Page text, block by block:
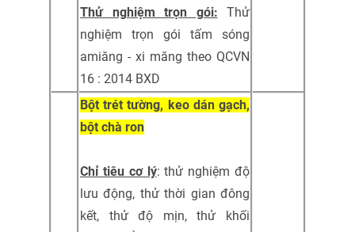
Thử nghiệm trọn gói: Thử
nghiệm trọn gói tấm sóng
amiăng - xi măng theo QCVN
16 : 2014 BXD
Bột trét tường, keo dán gạch,
bột chà ron
Chỉ tiêu cơ lý: thử nghiệm độ
lưu động, thử thời gian đông
kết, thử độ mịn, thử khối